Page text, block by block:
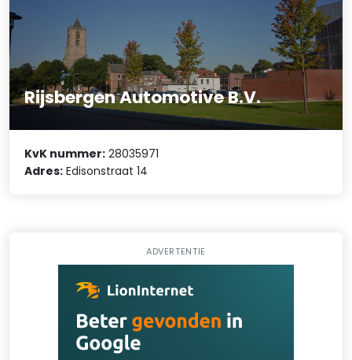
Rijsbergen Automotive B.V.
KvK nummer: 28035971
Adres: Edisonstraat 14
ADVERTENTIE